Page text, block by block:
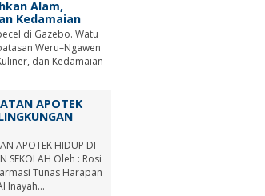
Alam,
Kedamaian
di Gazebo. Watu
Weru–Ngawen
dan Kedamaian
APOTEK
APOTEK HIDUP DI
SEKOLAH Oleh : Rosi
Tunas Harapan
Inayah...